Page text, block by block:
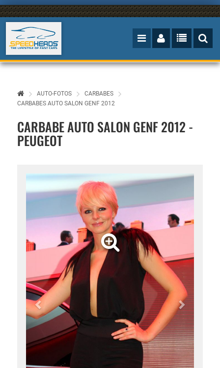
AUTO-FOTOS
CARBABES
CARBABES AUTO SALON GENF 2012
CARBABE AUTO SALON GENF 2012 -
PEUGEOT